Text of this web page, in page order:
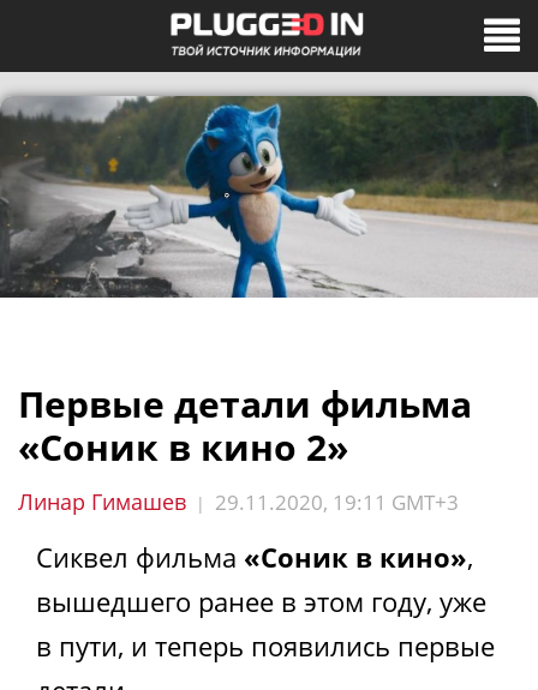
Первые детали фильма
«Соник в кино 2»
Линар Гимашев | 29.11.2020, 19:11 GMT+3
Сиквел фильма «Соник в кино»,
вышедшего ранее в этом году, уже
в пути, и теперь появились первые